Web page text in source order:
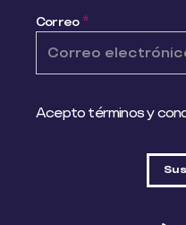
Correo *
Acepto términos y